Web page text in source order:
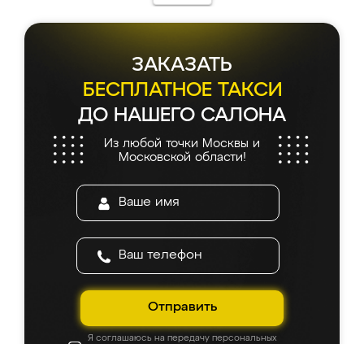
ЗАКАЗАТЬ
БЕСПЛАТНОЕ ТАКСИ
ДО НАШЕГО САЛОНА
Из любой точки Москвы и
Московской области!
Отправить
Я соглашаюсь на передачу персональных